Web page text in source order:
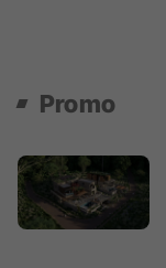
Promo